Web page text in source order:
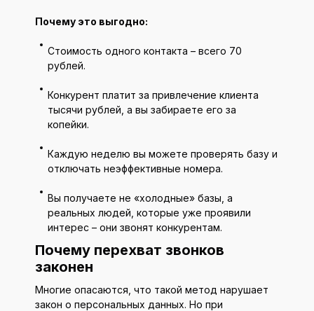
Почему это выгодно:
Стоимость одного контакта – всего 70
рублей.
Конкурент платит за привлечение клиента
тысячи рублей, а вы забираете его за
копейки.
Каждую неделю вы можете проверять базу и
отключать неэффективные номера.
Вы получаете не «холодные» базы, а
реальных людей, которые уже проявили
интерес – они звонят конкурентам.
Почему перехват звонков
законен
Многие опасаются, что такой метод нарушает
закон о персональных данных. Но при